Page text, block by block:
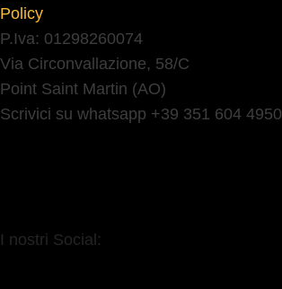
Policy
P.Iva: 01298260074
Via Circonvallazione, 58/C
Point Saint Martin (AO)
Scrivici su whatsapp +39 351 604 4950
I nostri Social: